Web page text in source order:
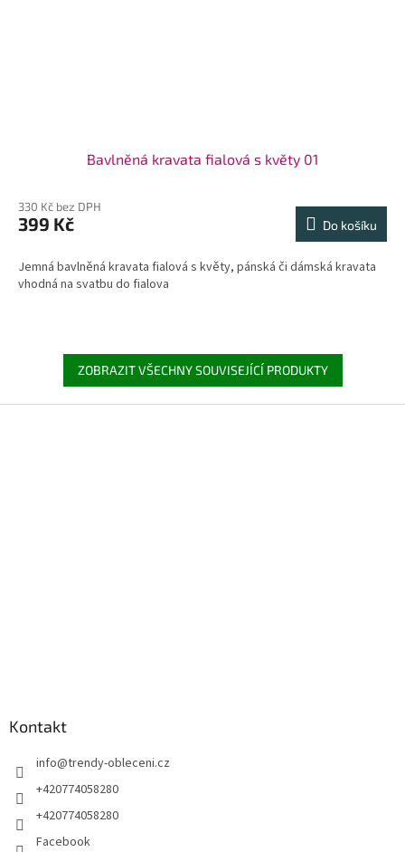
Bavlněná kravata fialová s květy 01
330 Kč bez DPH
399 Kč Do košíku
Jemná bavlněná kravata fialová s květy, pánská či dámská kravata
vhodná na svatbu do fialova
ZOBRAZIT VŠECHNY SOUVISEJÍCÍ PRODUKTY
Kontakt
info@trendy-obleceni.cz
+420774058280
+420774058280
Facebook